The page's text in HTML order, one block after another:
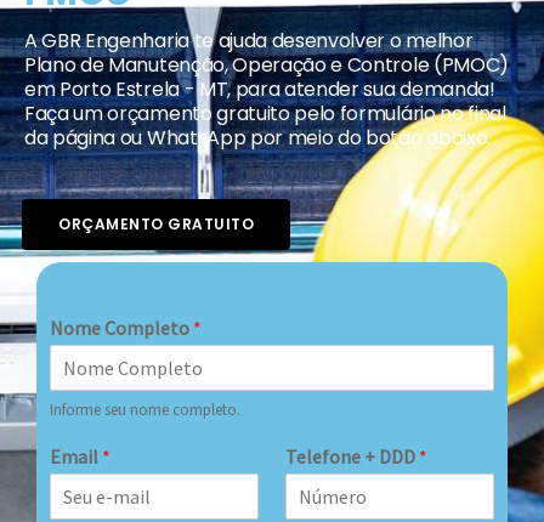
A GBR Engenharia te ajuda desenvolver o melhor
Plano de Manutenção, Operação e Controle (PMOC)
em Porto Estrela - MT, para atender sua demanda!
Faça um orçamento gratuito pelo formulário no final
da página ou WhatsApp por meio do botão abaixo.
ORÇAMENTO GRATUITO
Nome Completo *
Informe seu nome completo.
Email * Telefone + DDD *